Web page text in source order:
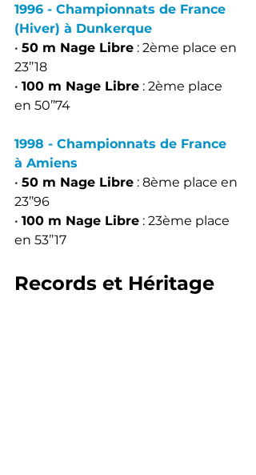
1996 - Championnats de France
(Hiver) à Dunkerque
• 50 m Nage Libre : 2ème place en
23’’18
• 100 m Nage Libre : 2ème place
en 50’’74
1998 - Championnats de France
à Amiens
• 50 m Nage Libre : 8ème place en
23’’96
• 100 m Nage Libre : 23ème place
en 53’’17
Records et Héritage